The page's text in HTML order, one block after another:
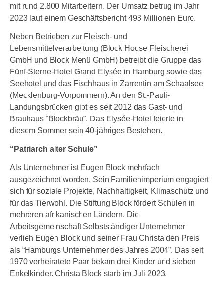
mit rund 2.800 Mitarbeitern. Der Umsatz betrug im Jahr
2023 laut einem Geschäftsbericht 493 Millionen Euro.
Neben Betrieben zur Fleisch- und
Lebensmittelverarbeitung (Block House Fleischerei
GmbH und Block Menü GmbH) betreibt die Gruppe das
Fünf-Sterne-Hotel Grand Elysée in Hamburg sowie das
Seehotel und das Fischhaus in Zarrentin am Schaalsee
(Mecklenburg-Vorpommern). An den St.-Pauli-
Landungsbrücken gibt es seit 2012 das Gast- und
Brauhaus “Blockbräu”. Das Elysée-Hotel feierte in
diesem Sommer sein 40-jähriges Bestehen.
“Patriarch alter Schule”
Als Unternehmer ist Eugen Block mehrfach
ausgezeichnet worden. Sein Familienimperium engagiert
sich für soziale Projekte, Nachhaltigkeit, Klimaschutz und
für das Tierwohl. Die Stiftung Block fördert Schulen in
mehreren afrikanischen Ländern. Die
Arbeitsgemeinschaft Selbstständiger Unternehmer
verlieh Eugen Block und seiner Frau Christa den Preis
als “Hamburgs Unternehmer des Jahres 2004”. Das seit
1970 verheiratete Paar bekam drei Kinder und sieben
Enkelkinder. Christa Block starb im Juli 2023.